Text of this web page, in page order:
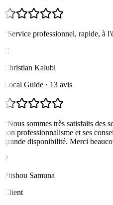
“Service professionnel, rapide, à
C
Christian Kalubi
Local Guide · 13 avis
“Nous sommes très satisfaits des
son professionnalisme et ses
grande disponibilité. Merci
P
Pitshou Samuna
Client